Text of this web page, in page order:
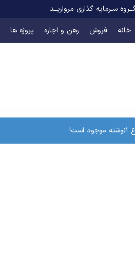
سـرمایه گذاری مرواریــد
خانه
فروش رهن و اجاره پروژه ها